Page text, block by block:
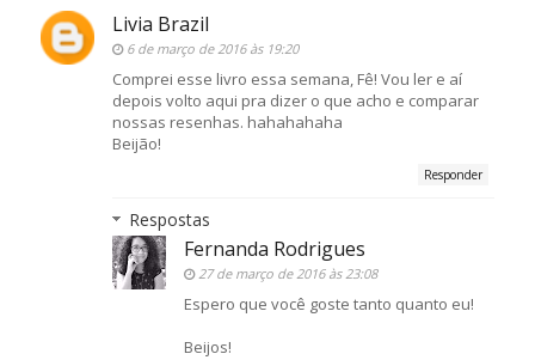
Livia Brazil
6 de março de 2016 às 19:20
Comprei esse livro essa semana, Fê! Vou ler e aí
depois volto aqui pra dizer o que acho e comparar
nossas resenhas. hahahahaha
Beijão!
Responder
Respostas
Fernanda Rodrigues
27 de março de 2016 às 23:08
Espero que você goste tanto quanto eu!
Beijos!